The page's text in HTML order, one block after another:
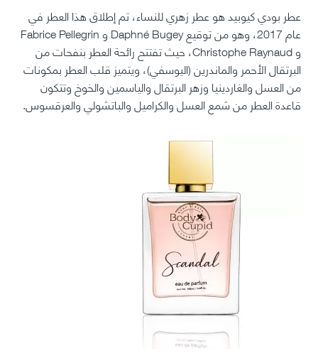
عطر بودي كيوبيد هو عطر زهري للنساء، تم إطلاق هذا العطر في
عام 2017، وهو من توقيع Daphné Bugey و Fabrice Pellegrin
و Christophe Raynaud، حيث تفتتح رائحة العطر بنفحات من
البرتقال الأحمر والماندرين (اليوسفي)، ويتميز قلب العطر بمكونات
من العسل والغاردينيا وزهر البرتقال والياسمين والخوخ وتتكون
قاعدة العطر من شمع العسل والكراميل والباتشولي والعرقسوس.